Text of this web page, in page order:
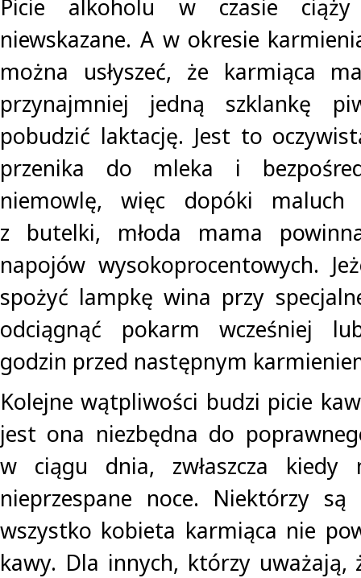
Picie alkoholu w czasie
niewskazane. A w okresie
można usłyszeć, że karmiąca
przynajmniej jedną szklankę
pobudzić laktację. Jest to
przenika do mleka i
niemowlę, więc dopóki maluch
z butelki, młoda mama
napojów wysokoprocentowych.
spożyć lampkę wina przy
odciągnąć pokarm wcześniej
godzin przed następnym
Kolejne wątpliwości budzi picie
jest ona niezbędna do
w ciągu dnia, zwłaszcza
nieprzespane noce. Niektórzy
wszystko kobieta karmiąca nie
kawy. Dla innych, którzy uważają,